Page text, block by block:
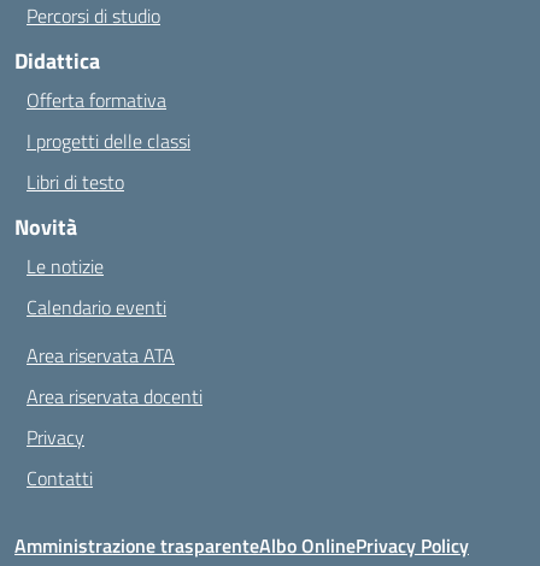
Percorsi di studio
Didattica
Offerta formativa
I progetti delle classi
Libri di testo
Novità
Le notizie
Calendario eventi
Area riservata ATA
Area riservata docenti
Privacy
Contatti
Amministrazione trasparenteAlbo OnlinePrivacy Policy